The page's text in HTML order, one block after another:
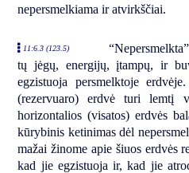
nepersmelkiama ir atvirkščiai.
11:6.3 (123.5)
tų jėgų, energijų, įtampų, ir
egzistuoja persmelktoje
(rezervuaro) erdvė turi lemtį
horizontalios (visatos) erdvės
kūrybinis ketinimas dėl
mažai žinome apie šiuos erdvės
kad jie egzistuoja ir, kad jie